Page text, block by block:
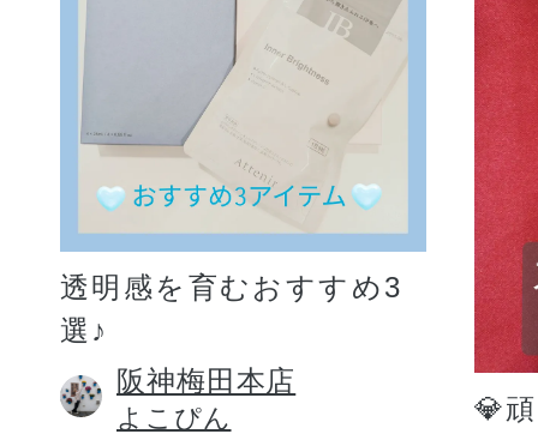
透明感を育むおすすめ3
選♪
阪神梅田本店
よこぴん
💎